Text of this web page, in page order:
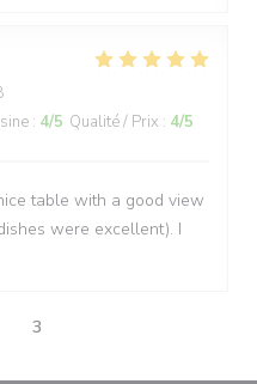
: 4/5 Qualité / Prix : 4/5
table with a good view
were excellent). I
3